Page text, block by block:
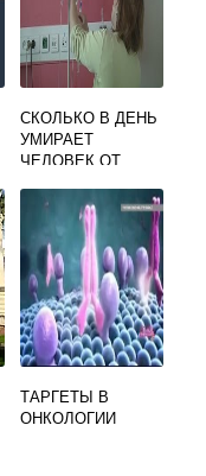
СКОЛЬКО В ДЕНЬ
УМИРАЕТ
ЧЕЛОВЕК ОТ
ТАРГЕТЫ В
ОНКОЛОГИИ